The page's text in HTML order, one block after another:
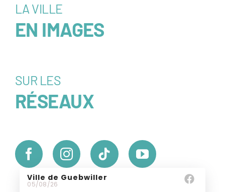
LA VILLE
EN IMAGES
SUR LES
RÉSEAUX
Ville de Guebwiller
05/08/26